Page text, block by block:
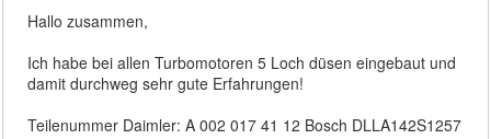
Hallo zusammen,
Ich habe bei allen Turbomotoren 5 Loch düsen eingebaut und
damit durchweg sehr gute Erfahrungen!
Teilenummer Daimler: A 002 017 41 12 Bosch DLLA142S1257